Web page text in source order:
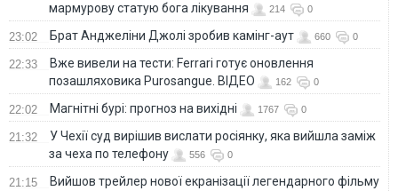
мармурову статую бога лікування 214 0
23:02 Брат Анджеліни Джолі зробив камінг-аут 660 0
22:33
Вже вивели на тести: Ferrari готує оновлення
позашляховика Purosangue. ВІДЕО
162 0
22:02 Магнітні бурі: прогноз на вихідні 1767 0
21:32
У Чехії суд вирішив вислати росіянку, яка вийшла заміж
за чеха по телефону
556 0
21:15
Вийшов трейлер нової екранізації легендарного фільму